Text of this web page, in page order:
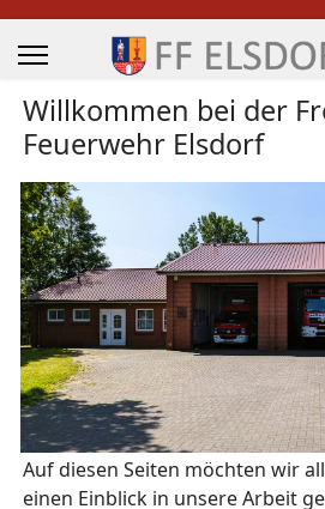
Willkommen bei der
Feuerwehr Elsdorf
Auf diesen Seiten möchten wir
einen Einblick in unsere Arbeit